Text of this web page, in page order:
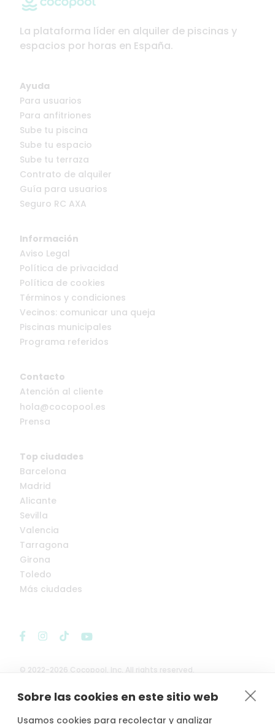
Sobre las cookies en este sitio web
Usamos cookies para recolectar y analizar
La plataforma líder en alquiler de piscinas y
espacios por horas en España.
© 2022-2026 Cocopool, Inc. All rights reserved.
 Anfitriones asegurados*
Ayuda
Para usuarios
Para anfitriones
Sube tu piscina
Sube tu espacio
Sube tu terraza
Contrato de alquiler
Guía para usuarios
Seguro RC AXA
Información
Aviso Legal
Política de privacidad
Política de cookies
Términos y condiciones
Vecinos: comunicar una queja
Piscinas municipales
Programa referidos
Contacto
Atención al cliente
hola@cocopool.es
Prensa
Top ciudades
Barcelona
Madrid
Alicante
Sevilla
Valencia
Tarragona
Girona
Toledo
Más ciudades